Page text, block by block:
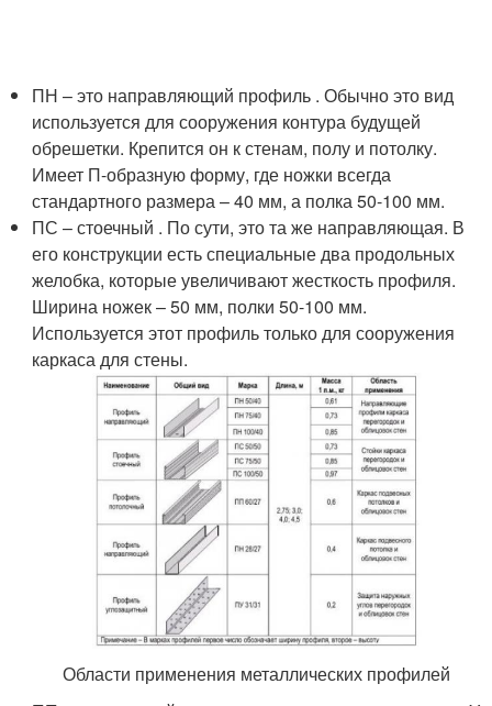
ПН – это направляющий профиль . Обычно это вид
используется для сооружения контура будущей
обрешетки. Крепится он к стенам, полу и потолку.
Имеет П-образную форму, где ножки всегда
стандартного размера – 40 мм, а полка 50-100 мм.
ПС – стоечный . По сути, это та же направляющая. В
его конструкции есть специальные два продольных
желобка, которые увеличивают жесткость профиля.
Ширина ножек – 50 мм, полки 50-100 мм.
Используется этот профиль только для сооружения
каркаса для стены.
Области применения металлических профилей